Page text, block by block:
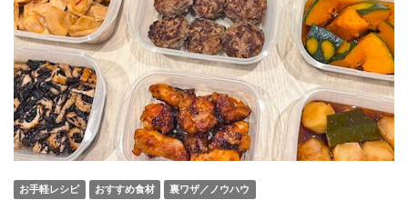
お手軽レシピ おすすめ食材 裏ワザ／ノウハウ